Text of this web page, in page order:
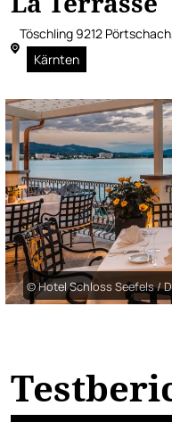
Töschling 9212
Kärnten
© Hotel Schloss Seefels /